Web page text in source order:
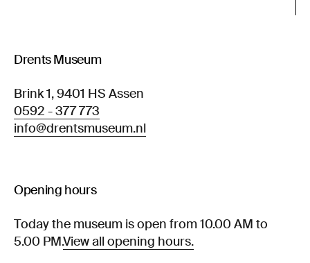
Drents Museum
Brink 1, 9401 HS Assen
0592 - 377 773
info@drentsmuseum.nl
Opening hours
Today the museum is open from 10.00 AM to
5.00 PM.View all opening hours.